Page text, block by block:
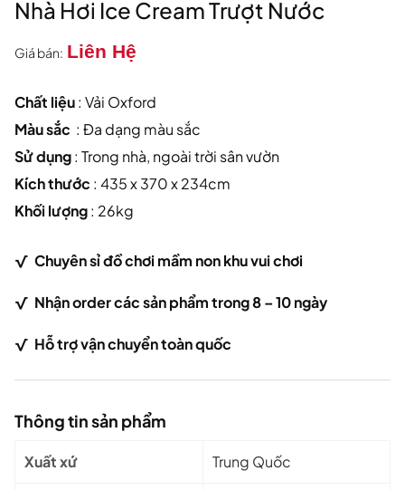
Nhà Hơi Ice Cream Trượt Nước
Giá bán: Liên Hệ
Chất liệu: Vải Oxford
Màu sắc : Đa dạng màu sắc
Sử dụng: Trong nhà, ngoài trời sân vườn
Kích thước : 435 x 370 x 234cm
Khối lượng: 26kg
√ Chuyên sỉ đồ chơi mầm non khu vui chơi
√ Nhận order các sản phẩm trong 8 – 10 ngày
√ Hỗ trợ vận chuyển toàn quốc
Thông tin sản phẩm
Xuất xứ Trung Quốc